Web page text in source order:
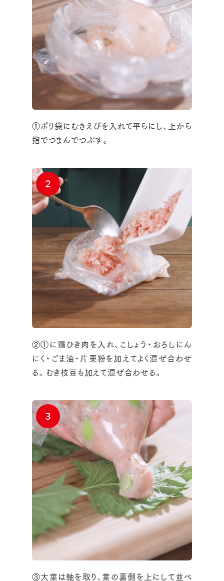
①ポリ袋にむきえびを入れて平らにし、上から
指でつまんでつぶす。
②①に鶏ひき肉を入れ、こしょう・おろしにん
にく・ごま油・片栗粉を加えてよく混ぜ合わせ
る。むき枝豆も加えて混ぜ合わせる。
2
③大葉は軸を取り、葉の裏側を上にして並べ
3